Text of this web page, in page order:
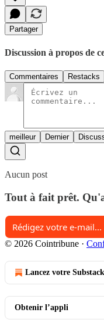
Partager
Discussion à propos de
Commentaires Restacks
meilleur Dernier
Aucun post
Tout à fait prêt.
© 2026 Cointribune ·
Lancez votre Substack
Obtenir l’appli